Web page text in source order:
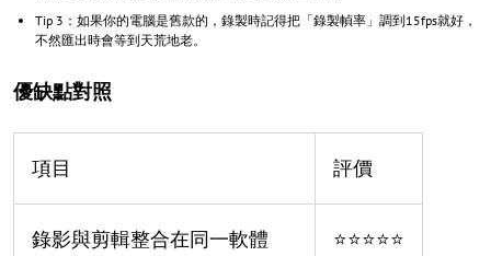
Tip 3：如果你的電腦是舊款的，錄製時記得把「錄製幀率」調到15fps就好，
不然匯出時會等到天荒地老。
優缺點對照
項目 評價
錄影與剪輯整合在同一軟體 ⭐⭐⭐⭐⭐